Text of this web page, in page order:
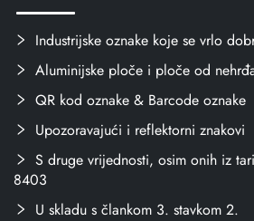
Industrijske oznake koje se vrlo
Aluminijske ploče i ploče od
QR kod oznake & Barcode oznake
Upozoravajući i reflektorni znakovi
S druge vrijednosti, osim onih iz
8403
U skladu s člankom 3. stavkom 2.